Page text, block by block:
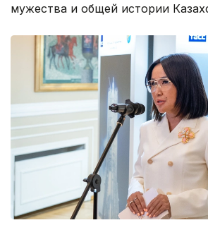
мужества и общей истории